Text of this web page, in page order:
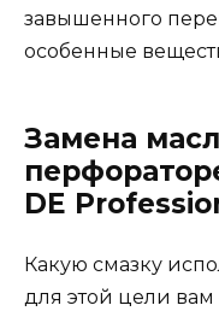
завышенного
особенные
Замена
DE
Какую смазку
для этой цели вам